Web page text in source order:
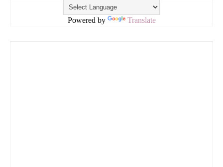
Powered by Translate